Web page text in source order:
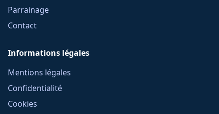
Parrainage
Contact
Informations légales
Mentions légales
Confidentialité
Cookies